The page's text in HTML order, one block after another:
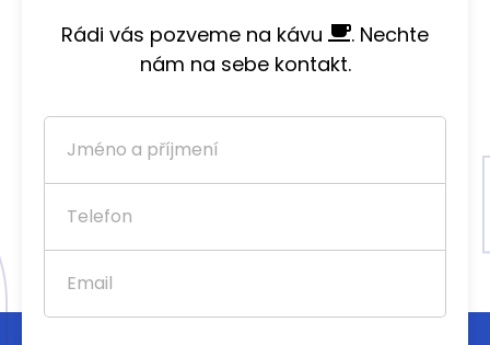
Rádi vás pozveme na kávu
. Nechte
nám na sebe kontakt.